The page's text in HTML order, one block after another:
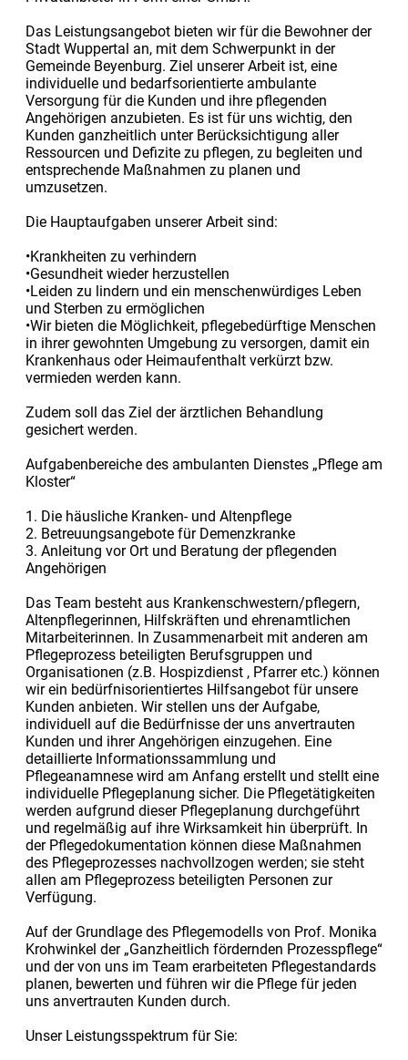
Das Leistungsangebot bieten wir für die Bewohner der
Stadt Wuppertal an, mit dem Schwerpunkt in der
Gemeinde Beyenburg. Ziel unserer Arbeit ist, eine
individuelle und bedarfsorientierte ambulante
Versorgung für die Kunden und ihre pflegenden
Angehörigen anzubieten. Es ist für uns wichtig, den
Kunden ganzheitlich unter Berücksichtigung aller
Ressourcen und Defizite zu pflegen, zu begleiten und
entsprechende Maßnahmen zu planen und
umzusetzen.
Die Hauptaufgaben unserer Arbeit sind:
•Krankheiten zu verhindern
•Gesundheit wieder herzustellen
•Leiden zu lindern und ein menschenwürdiges Leben
und Sterben zu ermöglichen
•Wir bieten die Möglichkeit, pflegebedürftige Menschen
in ihrer gewohnten Umgebung zu versorgen, damit ein
Krankenhaus oder Heimaufenthalt verkürzt bzw.
vermieden werden kann.
Zudem soll das Ziel der ärztlichen Behandlung
gesichert werden.
Aufgabenbereiche des ambulanten Dienstes „Pflege am
Kloster“
1. Die häusliche Kranken- und Altenpflege
2. Betreuungsangebote für Demenzkranke
3. Anleitung vor Ort und Beratung der pflegenden
Angehörigen
Das Team besteht aus Krankenschwestern/pflegern,
Altenpflegerinnen, Hilfskräften und ehrenamtlichen
Mitarbeiterinnen. In Zusammenarbeit mit anderen am
Pflegeprozess beteiligten Berufsgruppen und
Organisationen (z.B. Hospizdienst , Pfarrer etc.) können
wir ein bedürfnisorientiertes Hilfsangebot für unsere
Kunden anbieten. Wir stellen uns der Aufgabe,
individuell auf die Bedürfnisse der uns anvertrauten
Kunden und ihrer Angehörigen einzugehen. Eine
detaillierte Informationssammlung und
Pflegeanamnese wird am Anfang erstellt und stellt eine
individuelle Pflegeplanung sicher. Die Pflegetätigkeiten
werden aufgrund dieser Pflegeplanung durchgeführt
und regelmäßig auf ihre Wirksamkeit hin überprüft. In
der Pflegedokumentation können diese Maßnahmen
des Pflegeprozesses nachvollzogen werden; sie steht
allen am Pflegeprozess beteiligten Personen zur
Verfügung.
Auf der Grundlage des Pflegemodells von Prof. Monika
Krohwinkel der „Ganzheitlich fördernden Prozesspflege“
und der von uns im Team erarbeiteten Pflegestandards
planen, bewerten und führen wir die Pflege für jeden
uns anvertrauten Kunden durch.
Unser Leistungsspektrum für Sie: